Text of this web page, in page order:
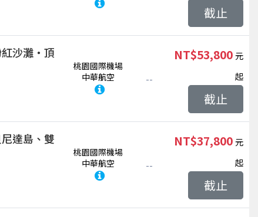
截止
紅沙灘‧頂
桃園國際機場
中華航空
--
NT$53,800
起
截止
達島、雙
桃園國際機場
中華航空
--
NT$37,800
起
截止